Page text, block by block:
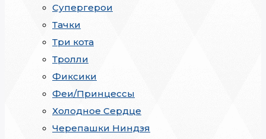
Супергерои
Тачки
Три кота
Тролли
Фиксики
Феи/Принцессы
Холодное Сердце
Черепашки Ниндзя